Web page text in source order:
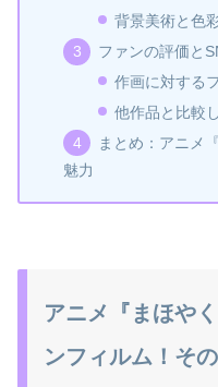
背景美術と色
ファンの評価と
作画に対する
他作品と比較
まとめ：アニメ
魅力
アニメ『まほや
ンフィルム！そ